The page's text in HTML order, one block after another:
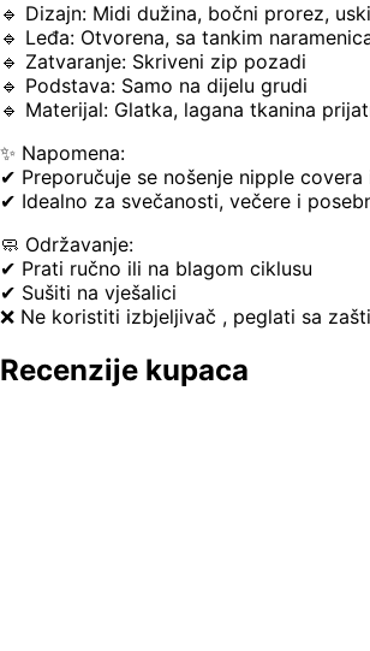
🔹 Dizajn: Midi dužina, bočni prorez,
🔹 Leđa: Otvorena, sa tankim
🔹 Zatvaranje: Skriveni zip pozadi
🔹 Podstava: Samo na dijelu grudi
🔹 Materijal: Glatka, lagana tkanina
✨ Napomena:
✔ Preporučuje se nošenje nipple
✔ Idealno za svečanosti, večere i
🧼 Održavanje:
✔ Prati ručno ili na blagom ciklusu
✔ Sušiti na vješalici
❌ Ne koristiti izbjeljivač , peglati sa
Recenzije kupaca